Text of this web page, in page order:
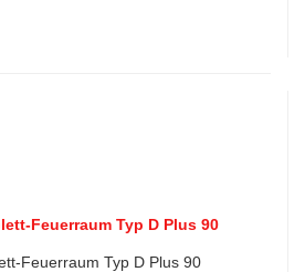
Feuerraum Typ D Plus 90